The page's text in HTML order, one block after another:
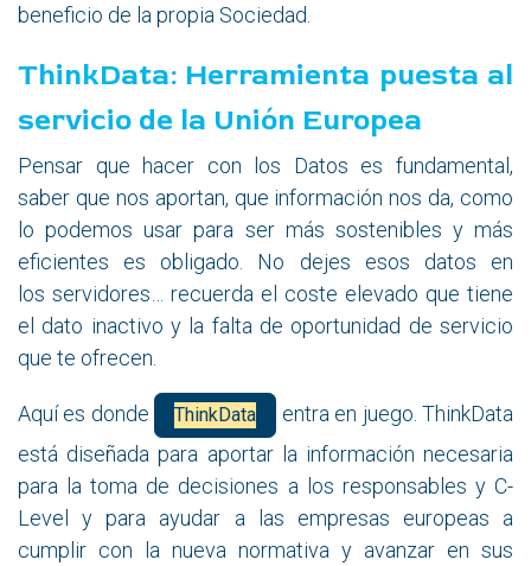
beneficio de la propia Sociedad.
ThinkData: Herramienta puesta al
servicio de la Unión Europea
Pensar que hacer con los Datos es fundamental,
saber que nos aportan, que información nos da, como
lo podemos usar para ser más sostenibles y más
eficientes es obligado. No dejes esos datos en
los servidores… recuerda el coste elevado que tiene
el dato inactivo y la falta de oportunidad de servicio
que te ofrecen.
Aquí es donde ThinkData
entra en juego. ThinkData
está diseñada para aportar la información necesaria
para la toma de decisiones a los responsables y C-
Level y para ayudar a las empresas europeas a
cumplir con la nueva normativa y avanzar en sus